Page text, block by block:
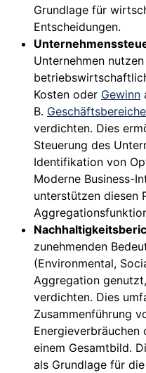
Grundlage für
Entscheidungen.
Unternehmen
Kosten oder Gewinn
B. Geschäftsbereiche
verdichten. Dies
Steuerung des
Identifikation von
Moderne Business-
unterstützen diesen
zunehmenden
(Environmental,
Aggregation
verdichten. Dies
Zusammenführung
Energieverbräuchen
einem Gesamtbild.
als Grundlage für